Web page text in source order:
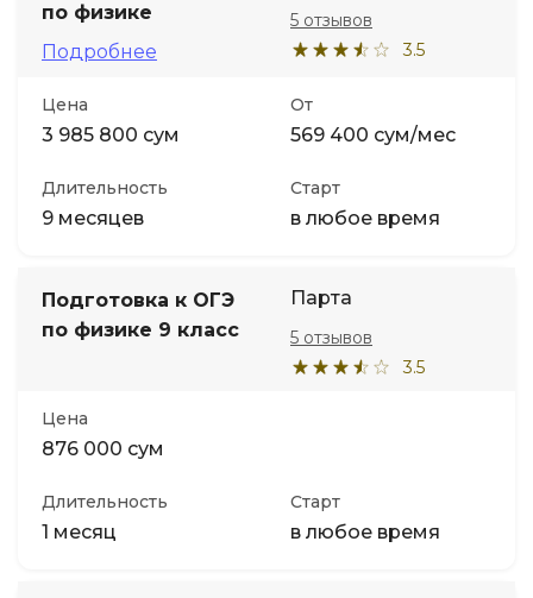
по физике
Подробнее
3.5
5 отзывов
Цена
3 985 800 сум
От
569 400 сум/мес
Длительность
9 месяцев
Старт
в любое время
Подготовка к ОГЭ
по физике 9 класс
Парта
3.5
5 отзывов
Цена
876 000 сум
Длительность
1 месяц
Старт
в любое время